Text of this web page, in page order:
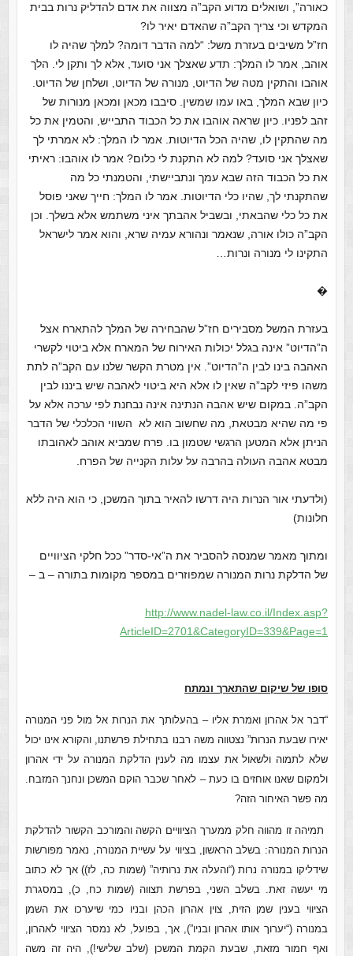
כאורה”, ושואלים מדוע הקב”ה מצווה את אדם להדליק נרות בבית
המקדש וכי צריך הקב”ה שהאדם יאיר לו?
חז”ל משיבים בעזרת משל: “למה הדבר דומה? למלך שהיה לו
אוהב, אמר לו המלך: תדע שאצלך אני סועד, אלא לך ותקן לי. הלך
אוהבו והתקין מטה של הדיוט, מנורה של הדיוט, ושלחן של הדיוט.
כיון שבא המלך, באו עמו שמשין. סיבבו מכאן ומכאן מנורות של
זהב לפניו. כיון שראה אוהבו את כל הכבוד התבייש, והטמין את כל
מה שהתקין לו, שהיה הכל הדיוטות. אמר לו המלך: לא אמרתי לך
שאצלך אני סועד? למה לא התקנת לי כלום? אמר לו אוהבו: ראיתי
את כל הכבוד הזה שבא עמך ונתביישתי, והטמנתי כל מה
שהתקנתי לך, שהיו כלי הדיוטות. אמר לו המלך: חייך שאני פוסל
את כל כלי שהבאתי, ובשביל אהבתך איני משתמש אלא בשלך. וכן
הקב”ה כולו אורה, שנאמר ונהורא עמיה שרא, והוא אמר לישראל
התקינו לי מנורה ונרות…
�
בעזרת המשל מסבירים חז”ל שהבחירה של המלך להתארח אצל
ה”הדיוט” אינה בגלל יכולות האירוח של המארח אלא ביטוי לקשרי
האהבה בינו לבין ה”הדיוט”. אין מטרת הקשר שלנו עם הקב”ה לתת
משהו פיזי לקב”ה שאין לו אלא היא ביטוי לאהבה שיש ביננו לבין
הקב”ה. במקום שיש אהבה הנתינה אינה נבחנת לפי ערכה אלא על
פי מה שהיא מבטאת, מה שחשוב הוא לא השווי הכלכלי של הדבר
הניתן אלא המטען הרגשי שטמון בו. פרח שמביא אוהב לאהובתו
מבטא אהבה העולה בהרבה על עלות הקנייה של הפרח.
(ולדעתי אור הנרות היה דרשו להאיר בתוך המשכן, כי הוא היה ללא
חלונות)
ומתוך מאמר שמנסה להסביר את ה”אי-סדר” ככל חלקי הציוויים
של הדלקת נרות המנורה שמפוזרים במספר מקומות בתורה – ב –
http://www.nadel-law.co.il/Index.asp?
ArticleID=2701&CategoryID=339&Page=1
סופו של שיקום שהתארך ונמתח
“דבר אל אהרון ואמרת אליו – בהעלותך את הנרות אל מול פני המנורה
יאירו שבעת הנרות” נצטווה משה רבנו בתחילת פרשתנו, והקורא אינו יכול
שלא לתמוה ולשאול את עצמו מה לענין הדלקת המנורה על ידי אהרון
ולמקום שאנו אוחזים בו כעת – לאחר שכבר הוקם המשכן ונחנך המזבח.
מה פשר האיחור הזה?
תמיהה זו מהווה חלק ממערך הציוויים הקשה והמורכב הקשור להדלקת
הנרות המנורה: בשלב הראשון, בציווי על עשיית המנורה, נאמר מפורשות
שידליקו במנורה נרות (“והעלה את נרותיה” (שמות כה, לז)) אך לא כתוב
מי יעשה זאת. בשלב השני, בפרשת תצווה (שמות כח, כ), במסגרת
הציווי בענין שמן הזית, צוין אהרון הכהן ובניו כמי שיערכו את השמן
במנורה (“יערוך אותו אהרון ובניו”), אך, בפועל, לא נמסר הציווי לאהרון,
ואף חמור מזאת, שבעת הקמת המשכן (שלב שלישי!), היה זה משה